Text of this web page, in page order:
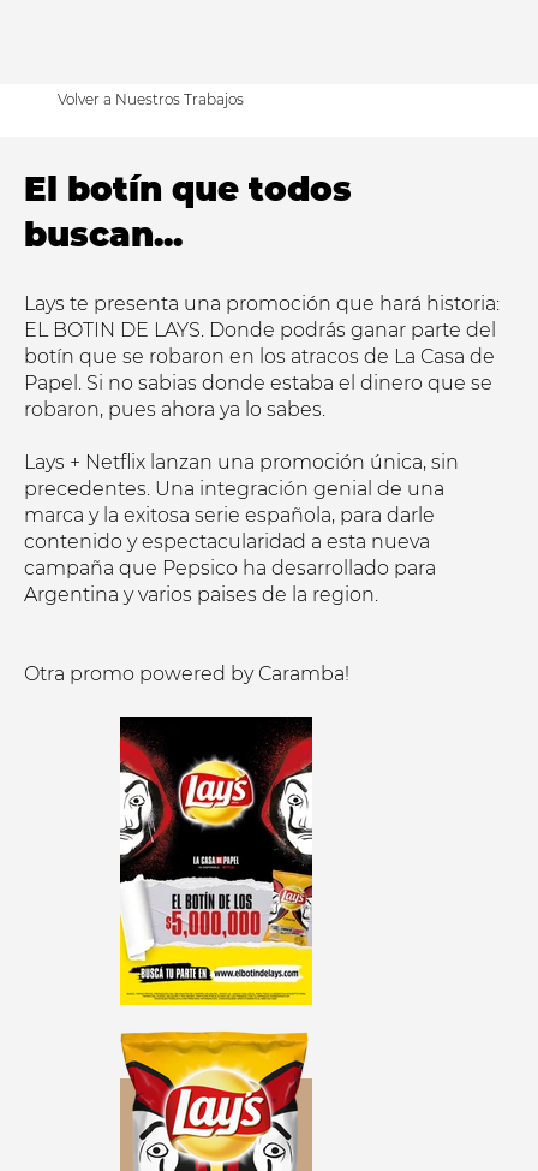
Volver a Nuestros Trabajos
El botín que todos
buscan...
Lays te presenta una promoción que hará historia:
EL BOTIN DE LAYS. Donde podrás ganar parte del
botín que se robaron en los atracos de La Casa de
Papel. Si no sabias donde estaba el dinero que se
robaron, pues ahora ya lo sabes.
Lays + Netflix lanzan una promoción única, sin
precedentes. Una integración genial de una
marca y la exitosa serie española, para darle
contenido y espectacularidad a esta nueva
campaña que Pepsico ha desarrollado para
Argentina y varios paises de la region.
Otra promo powered by Caramba!